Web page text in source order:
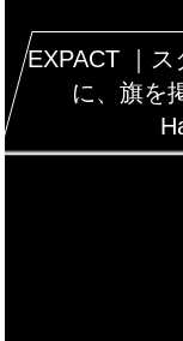
EXPACT ｜
に、旗を